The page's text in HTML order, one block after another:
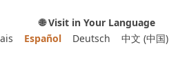
🌐 Visit in Your Language
Español Deutsch 中文 (中国)